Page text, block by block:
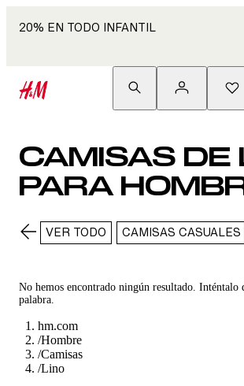
20% EN TODO INFANTIL
CAMISAS DE
PARA
VER TODO CAMISAS CASUALES
No hemos encontrado ningún resultado. Inténtalo
palabra.
hm.com
/Hombre
/Camisas
/Lino